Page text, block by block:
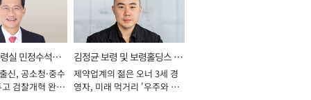
실 민정수석비
신, 공소청·중수
검찰개혁 완수
김정균 보령 및 보령홀딩스 대
표이사 사장
제약업계의 젊은 오너 3세 경
영자, 미래 먹거리 '우주와 헬